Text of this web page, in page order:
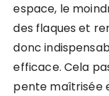
espace, le
des flaques et
donc
efficace. Cela
pente maîtrisée